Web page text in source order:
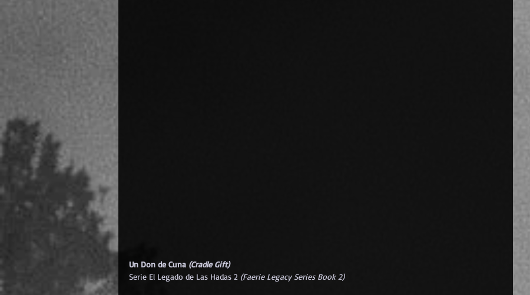
Un Don de Cuna (Cradle Gift)
Serie El Legado de Las Hadas 2 (Faerie Legacy Series Book 2)